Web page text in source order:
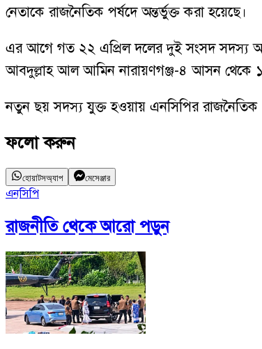
নেতাকে রাজনৈতিক পর্ষদে অন্তর্ভুক্ত করা হয়েছে।
এর আগে গত ২২ এপ্রিল দলের দুই সংসদ সদস্য
আবদুল্লাহ আল আমিন নারায়ণগঞ্জ-৪ আসন থেকে ১১
নতুন ছয় সদস্য যুক্ত হওয়ায় এনসিপির
ফলো করুন
হোয়াটসঅ্যাপ মেসেঞ্জার
এনসিপি
রাজনীতিথেকে আরো পড়ুন